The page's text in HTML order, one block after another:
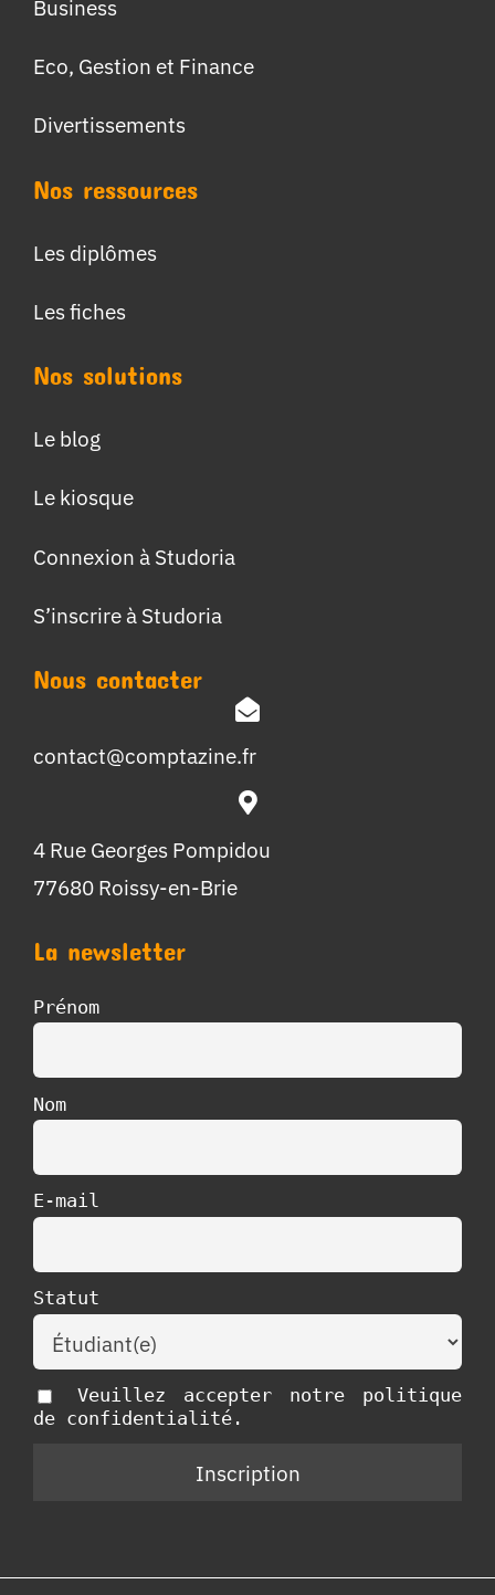
Business
Eco, Gestion et Finance
Divertissements
Nos ressources
Les diplômes
Les fiches
Nos solutions
Le blog
Le kiosque
Connexion à Studoria
S’inscrire à Studoria
Nous contacter
contact@comptazine.fr
4 Rue Georges Pompidou
77680 Roissy-en-Brie
La newsletter
Prénom
Nom
E-mail
Statut
Veuillez accepter notre politique
de confidentialité.